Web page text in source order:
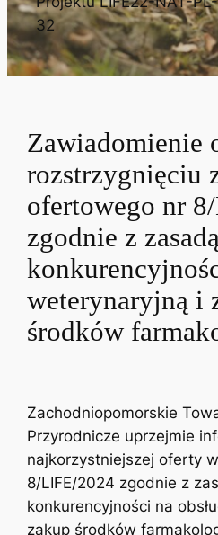
32
Zawiadomienie
rozstrzygnięciu
ofertowego nr
zgodnie z
weterynaryjną i
środków
Zachodniopomorskie
Przyrodnicze uprzejmie
najkorzystniejszej oferty
8/LIFE/2024 zgodnie z
konkurencyjności na
zakup środków